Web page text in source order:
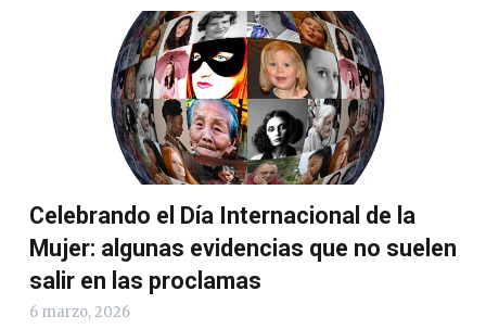
Celebrando el Día Internacional de la
Mujer: algunas evidencias que no suelen
salir en las proclamas
6 marzo, 2026